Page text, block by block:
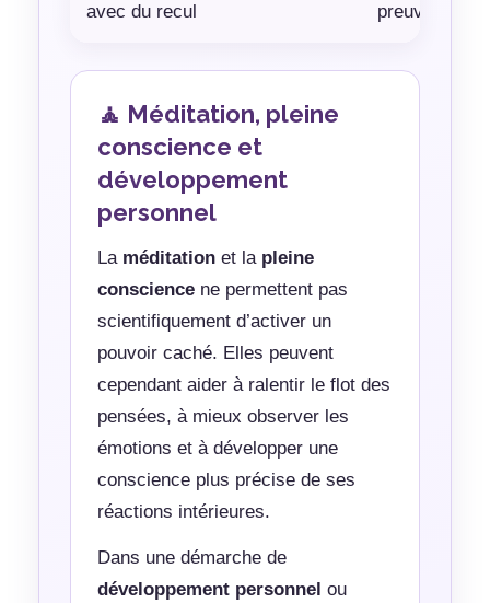
avec du recul
preuves
🧘 Méditation, pleine
conscience et
développement
personnel
La méditation et la pleine
conscience ne permettent pas
scientifiquement d’activer un
pouvoir caché. Elles peuvent
cependant aider à ralentir le flot des
pensées, à mieux observer les
émotions et à développer une
conscience plus précise de ses
réactions intérieures.
Dans une démarche de
développement personnel ou